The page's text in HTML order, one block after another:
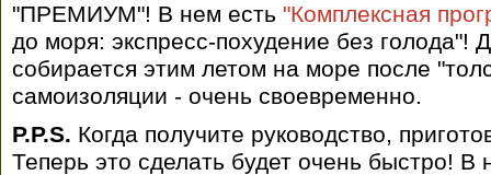
"ПРЕМИУМ"! В нем есть "Комплексная
до моря: экспресс-похудение без голода"!
собирается этим летом на море после
самоизоляции - очень своевременно.
P.P.S. Когда получите руководство,
Теперь это сделать будет очень быстро! В